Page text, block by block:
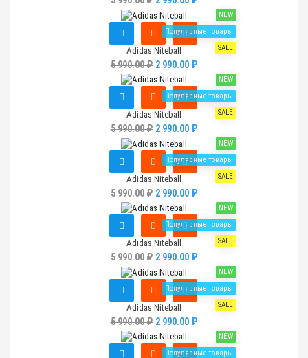
NEW
Популярные товары
SALE
Adidas Niteball
5 990.00 ₽2 990.00 ₽
NEW
Популярные товары
SALE
Adidas Niteball
5 990.00 ₽2 990.00 ₽
NEW
Популярные товары
SALE
Adidas Niteball
5 990.00 ₽2 990.00 ₽
NEW
Популярные товары
SALE
Adidas Niteball
5 990.00 ₽2 990.00 ₽
NEW
Популярные товары
SALE
Adidas Niteball
5 990.00 ₽2 990.00 ₽
NEW
Популярные товары